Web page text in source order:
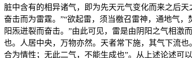
脏中含有的相异诸气，即为先天元气变化而来之后
奋击而为雷霆。”“欲起雷，须当檄召雷神，通地气
阳炁迸裂而奋击。”由此可见，雷是由阴阳之气相激
也。人居中央，万物亦然。天者常下施，其气下流
合为情性；无此二气，不能生成也”。从上述论述可